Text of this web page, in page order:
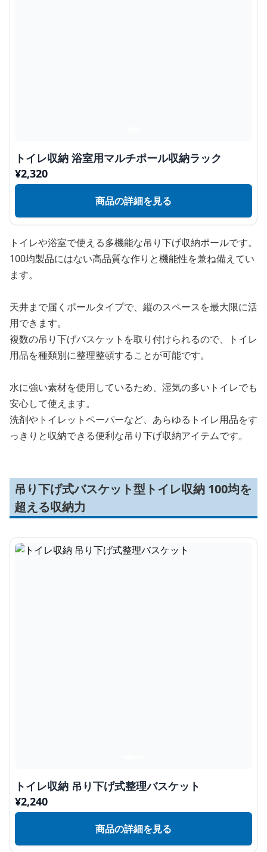
トイレ収納 浴室用マルチポール収納ラック
¥2,320
商品の詳細を見る
トイレや浴室で使える多機能な吊り下げ収納ポールです。
100均製品にはない高品質な作りと機能性を兼ね備えてい
ます。
天井まで届くポールタイプで、縦のスペースを最大限に活
用できます。
複数の吊り下げバスケットを取り付けられるので、トイレ
用品を種類別に整理整頓することが可能です。
水に強い素材を使用しているため、湿気の多いトイレでも
安心して使えます。
洗剤やトイレットペーパーなど、あらゆるトイレ用品をす
っきりと収納できる便利な吊り下げ収納アイテムです。
吊り下げ式バスケット型トイレ収納 100均を
超える収納力
トイレ収納 吊り下げ式整理バスケット
¥2,240
商品の詳細を見る